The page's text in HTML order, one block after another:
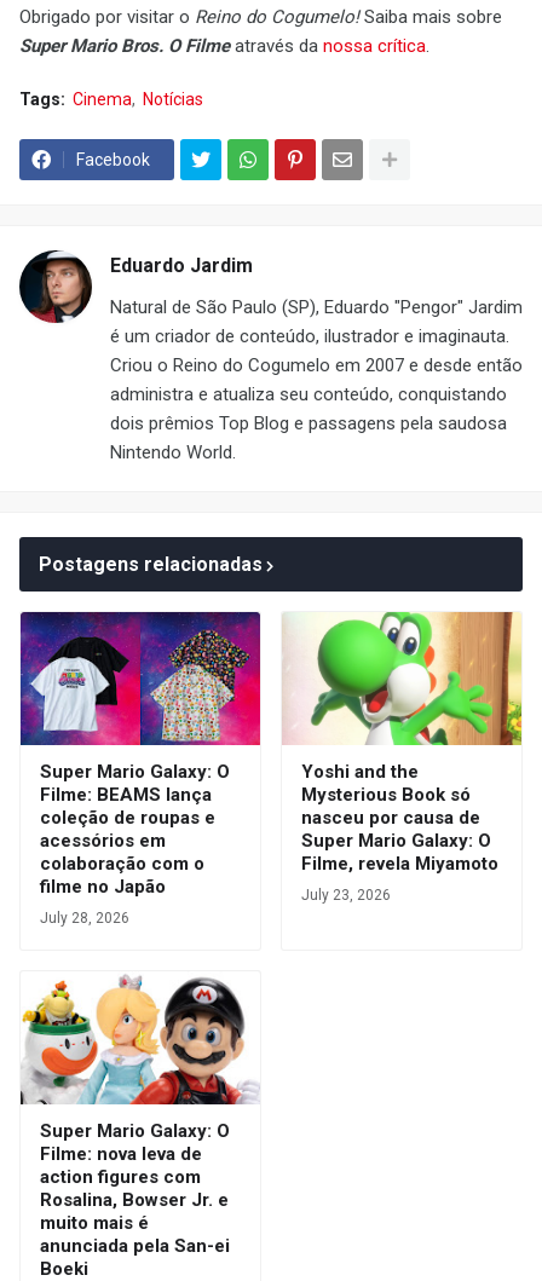
Obrigado por visitar o Reino do Cogumelo!Saiba mais sobre
Super Mario Bros. O Filmeatravés da nossa crítica.
Tags: Cinema Notícias
Facebook
Eduardo Jardim
Natural de São Paulo (SP), Eduardo "Pengor" Jardim
é um criador de conteúdo, ilustrador e imaginauta.
Criou o Reino do Cogumelo em 2007 e desde então
administra e atualiza seu conteúdo, conquistando
dois prêmios Top Blog e passagens pela saudosa
Nintendo World.
Postagens relacionadas
Super Mario Galaxy: O
Filme: BEAMS lança
coleção de roupas e
acessórios em
colaboração com o
filme no Japão
July 28, 2026
Yoshi and the
Mysterious Book só
nasceu por causa de
Super Mario Galaxy: O
Filme, revela Miyamoto
July 23, 2026
Super Mario Galaxy: O
Filme: nova leva de
action figures com
Rosalina, Bowser Jr. e
muito mais é
anunciada pela San-ei
Boeki